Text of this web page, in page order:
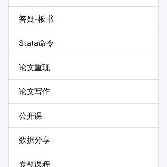
q_{ij}^{(\sigma-1)/
答疑-板书
Stata命令
论文重现
论文写作
公开课
数据分享
专题课程